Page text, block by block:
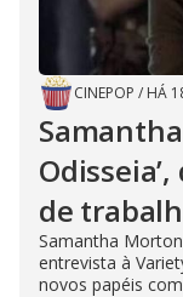
CINEPOP / HÁ
de
Samantha
entrevista à
novos papéis